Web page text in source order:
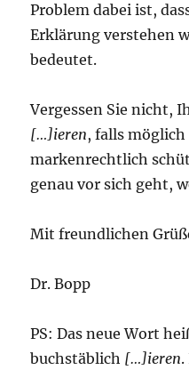
Problem dabei ist,
Erklärung verstehen
bedeutet.
Vergessen Sie nicht,
[…]ieren, falls
markenrechtlich
genau vor sich geht,
Mit freundlichen
Dr. Bopp
PS: Das neue Wort
buchstäblich […]ieren.